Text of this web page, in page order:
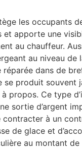
les occupants
et apporte une
au chauffeur.
au niveau de
dans de
se produit souvent
propos. Ce type
sortie d’argent
contracter à un
de glace et
au montant de